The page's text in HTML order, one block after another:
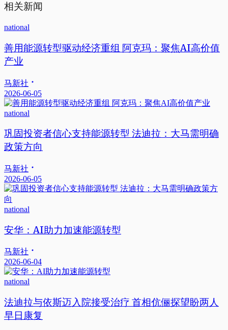
相关新闻
national
善用能源转型驱动经济重组 阿克玛：聚焦AI高价值
产业
马新社
2026-06-05
national
巩固投资者信心支持能源转型 法迪拉：大马需明确
政策方向
马新社
2026-06-05
national
安华：AI助力加速能源转型
马新社
2026-06-04
national
法迪拉与依斯迈入院接受治疗 首相伉俪探望盼两人
早日康复